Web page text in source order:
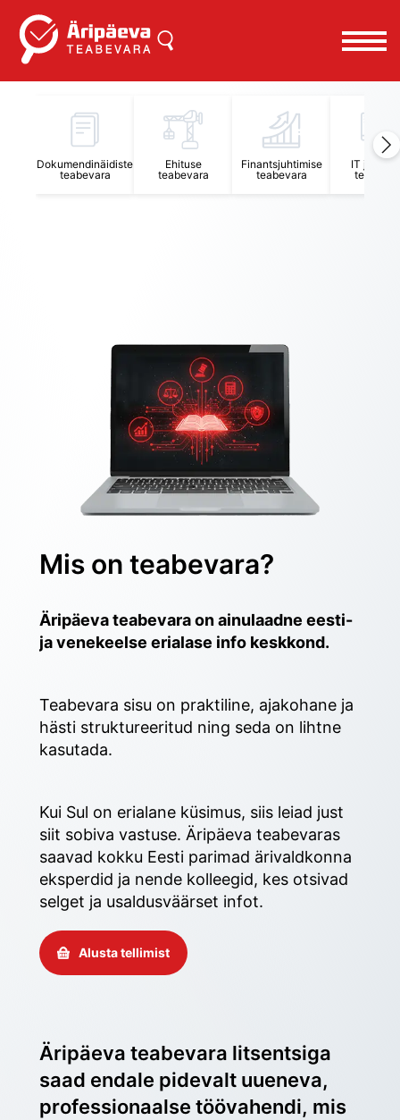
Dokumendinäidiste
teabevara
Ehituse
teabevara
Finantsjuhtimise
teabevara
IT
Mis on teabevara?
Äripäeva teabevara on ainulaadne eesti-
ja venekeelse erialase info keskkond.
Teabevara sisu on praktiline, ajakohane ja
hästi struktureeritud ning seda on lihtne
kasutada.
Kui Sul on erialane küsimus, siis leiad just
siit sobiva vastuse. Äripäeva teabevaras
saavad kokku Eesti parimad ärivaldkonna
eksperdid ja nende kolleegid, kes otsivad
selget ja usaldusväärset infot.
Alusta tellimist
Äripäeva teabevara litsentsiga
saad endale pidevalt uueneva,
professionaalse töövahendi, mis